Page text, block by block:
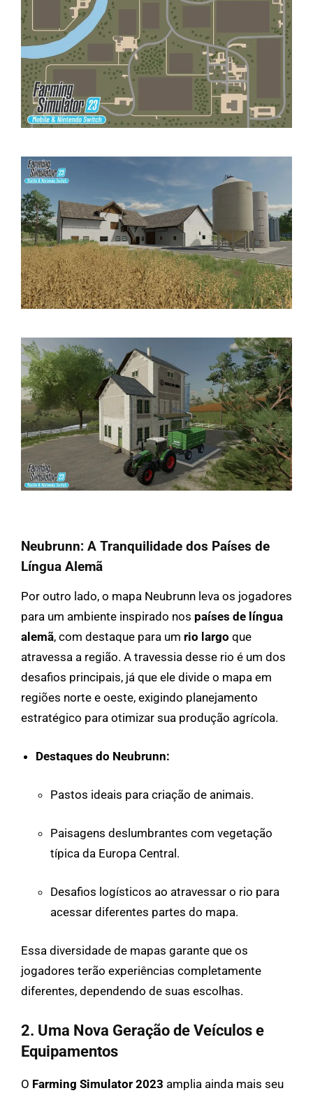
Neubrunn: A Tranquilidade dos Países de
Língua Alemã
Por outro lado, o mapa Neubrunn leva os jogadores
para um ambiente inspirado nos países de língua
alemã, com destaque para um rio largo que
atravessa a região. A travessia desse rio é um dos
desafios principais, já que ele divide o mapa em
regiões norte e oeste, exigindo planejamento
estratégico para otimizar sua produção agrícola.
Destaques do Neubrunn:
Pastos ideais para criação de animais.
Paisagens deslumbrantes com vegetação
típica da Europa Central.
Desafios logísticos ao atravessar o rio para
acessar diferentes partes do mapa.
Essa diversidade de mapas garante que os
jogadores terão experiências completamente
diferentes, dependendo de suas escolhas.
2. Uma Nova Geração de Veículos e
Equipamentos
O Farming Simulator 2023 amplia ainda mais seu